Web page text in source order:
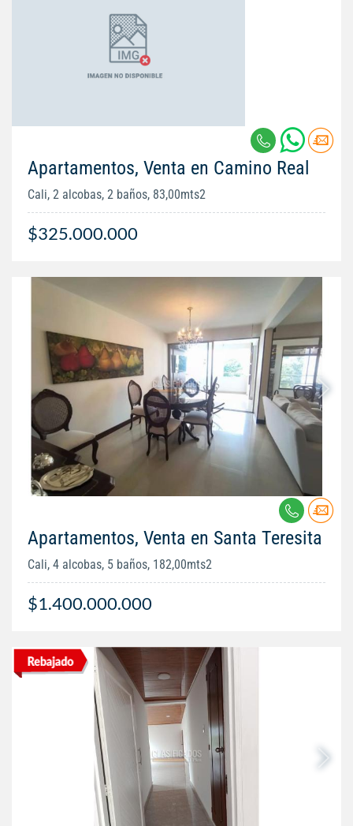
Apartamentos, Venta en Camino Real
Cali, 2 alcobas, 2 baños, 83,00mts2
$325.000.000
Apartamentos, Venta en Santa Teresita
Cali, 4 alcobas, 5 baños, 182,00mts2
$1.400.000.000